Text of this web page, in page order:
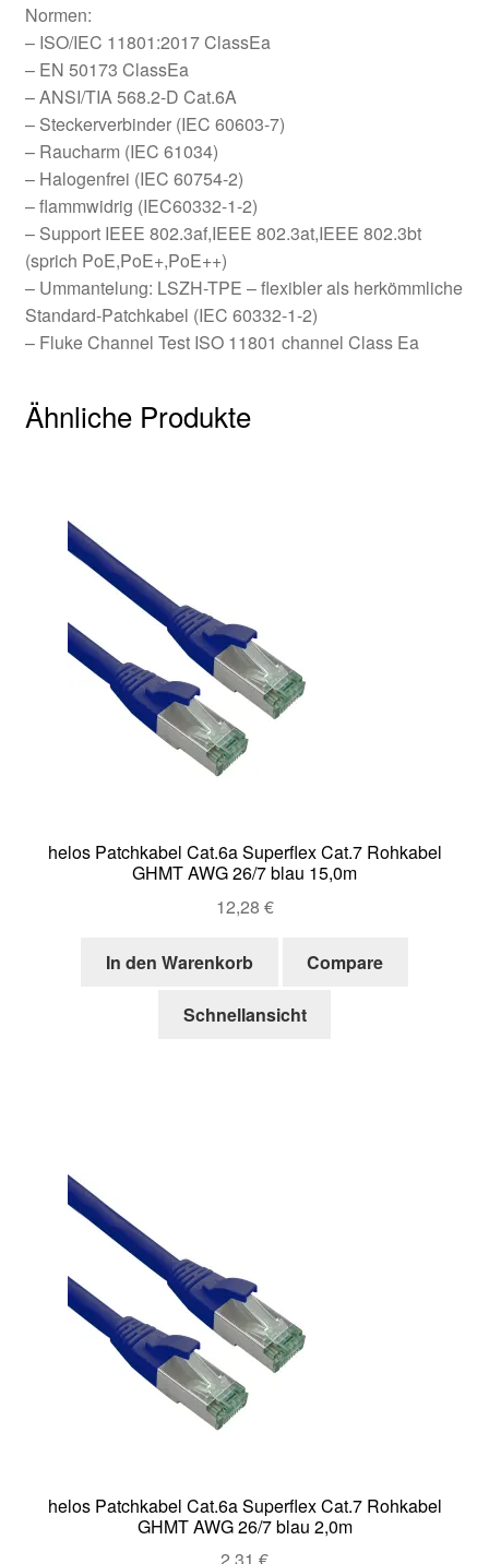
Normen:
– ISO/IEC 11801:2017 ClassEa
– EN 50173 ClassEa
– ANSI/TIA 568.2-D Cat.6A
– Steckerverbinder (IEC 60603-7)
– Raucharm (IEC 61034)
– Halogenfrei (IEC 60754-2)
– flammwidrig (IEC60332-1-2)
– Support IEEE 802.3af,IEEE 802.3at,IEEE 802.3bt
(sprich PoE,PoE+,PoE++)
– Ummantelung: LSZH-TPE – flexibler als herkömmliche
Standard-Patchkabel (IEC 60332-1-2)
– Fluke Channel Test ISO 11801 channel Class Ea
Ähnliche Produkte
helos Patchkabel Cat.6a Superflex Cat.7 Rohkabel
GHMT AWG 26/7 blau 15,0m
12,28 €
In den Warenkorb Compare
Schnellansicht
helos Patchkabel Cat.6a Superflex Cat.7 Rohkabel
GHMT AWG 26/7 blau 2,0m